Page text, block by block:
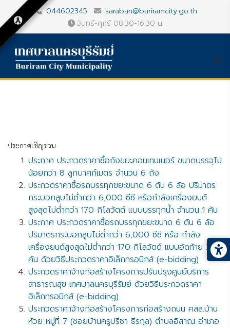
044602345
saraban@buriramcity.go.th
จันทร์-ศุกร์ 08.30-16.30 น.
ประกาศเชิญชวน
ประกาศ ประกวดราคาซื้อถังขยะคอนเทนเนอร์ ขนาดบรรจุไม่
น้อยกว่า 8 ลูกบาศก์เมตร จำนวน 6 ถัง
ประกวดราคาซื้อรถบรรทุกขยะขนาด 6 ตัน 6 ล้อ ปริมาตร
กระบอกสูบไม่ต่ำกว่า 6,000 ซีซี หรือกำลังเครื่องยนต์
สูงสุดไม่ต่ำกว่า 170 กิโลวัตต์ แบบบรรทุกน้ำ จำนวน 1 คัน
ประกาศ ประกวดราคาซื้อรถบรรทุกขยะขนาด 6 ตัน 6 ล้อ
ปริมาตรกระบอกสูบไม่ต่ำกว่่า 6,000 ซีซี หรือ กำลัง
เครื่องยนต์สูงสุดไม่ต่ำกว่า 170 กิโลวัตต์ แบบอัดท้าย 3
คัน ด้วยวิธีประกวดราคาอิเล็กทรอนิกส์ (e-bidding)
ประกวดราคาจ้างก่อสร้างโครงการปรับปรุงศูนย์บริการ
สาธารณสุข เทศบาลนครบุรีรัมย์ ด้วยวิธีประกวดราคา
อิเล็กทรอนิกส์ (e-bidding)
ประกวดราคาจ้างก่อสร้างโครงการก่อสร้างถนน คสล.บ้าน
ห้วย หมู่ที่ 7 (ซอยบ้านครูปรีชา ธีรกุล) ตำบลอิสาณ อำเภอ